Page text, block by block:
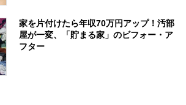
家を片付けたら年収70万円アップ！汚部
屋が一変、「貯まる家」のビフォー・ア
フター